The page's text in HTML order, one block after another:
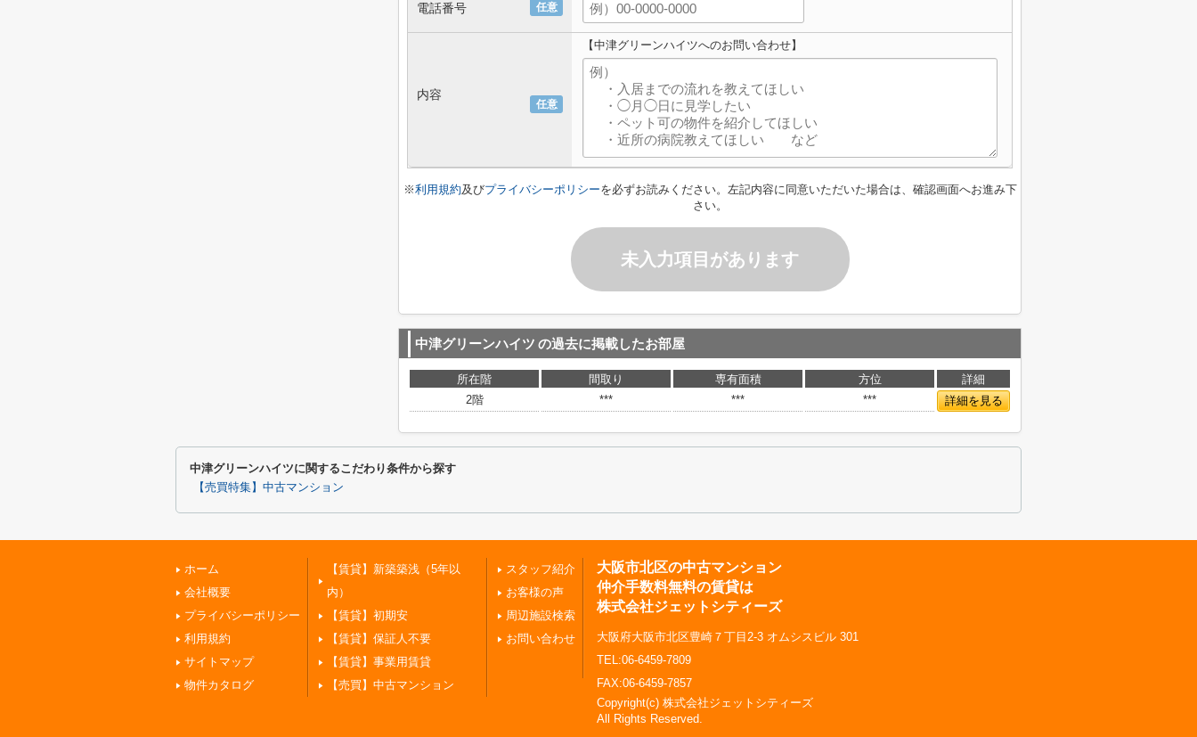
任意
電話番号
任意
内容
【中津グリーンハイツへのお問い合わせ】
※利用規約及びプライバシーポリシーを必ずお読みください。左記内容に同意いただいた場合は、確認画面へお進み下
さい。
未入力項目があります
中津グリーンハイツ の過去に掲載したお部屋
所在階 間取り 専有面積 方位
詳細
2階
*** *** *** 詳細を見る
中津グリーンハイツに関するこだわり条件から探す
【売買特集】中古マンション
ホーム
会社概要
プライバシーポリシー
利用規約
サイトマップ
物件カタログ
【賃貸】新築築浅（5年以
内）
【賃貸】初期安
【賃貸】保証人不要
【賃貸】事業用賃貸
【売買】中古マンション
スタッフ紹介
お客様の声
周辺施設検索
お問い合わせ
大阪市北区の中古マンション
仲介手数料無料の賃貸は
株式会社ジェットシティーズ
大阪府大阪市北区豊崎７丁目2-3 オムシスビル 301
TEL:06-6459-7809
FAX:06-6459-7857
Copyright(c) 株式会社ジェットシティーズ
All Rights Reserved.